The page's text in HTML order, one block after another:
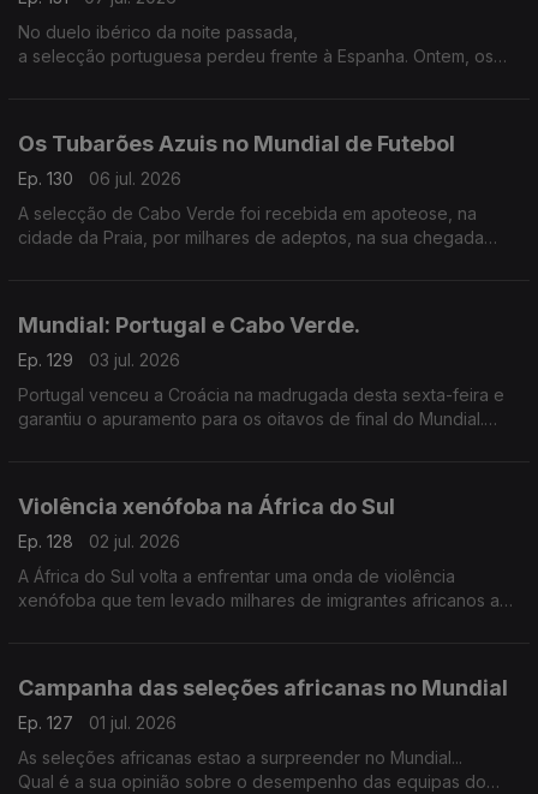
No duelo ibérico da noite passada,
a selecção portuguesa perdeu frente à Espanha. Ontem, os
Os Tubarões Azuis no Mundial de Futebol
Ep. 130
06 jul. 2026
A selecção de Cabo Verde foi recebida em apoteose, na
cidade da Praia, por milhares de adeptos, na sua chegada
Mundial: Portugal e Cabo Verde.
Ep. 129
03 jul. 2026
Portugal venceu a Croácia na madrugada desta sexta-feira e
garantiu o apuramento para os oitavos de final do Mundial.
Violência xenófoba na África do Sul
Ep. 128
02 jul. 2026
A África do Sul volta a enfrentar uma onda de violência
xenófoba que tem levado milhares de imigrantes africanos a
Campanha das seleções africanas no Mundial
Ep. 127
01 jul. 2026
As seleções africanas estao a surpreender no Mundial...
Qual é a sua opinião sobre o desempenho das equipas do